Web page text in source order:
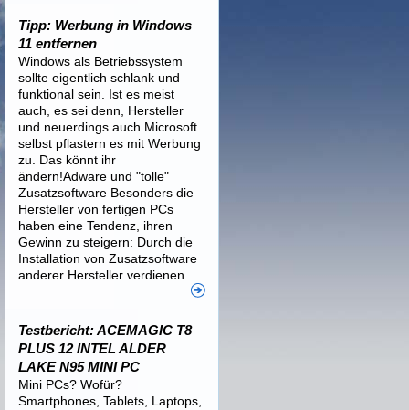
Tipp: Werbung in Windows
11 entfernen
Windows als Betriebssystem
sollte eigentlich schlank und
funktional sein. Ist es meist
auch, es sei denn, Hersteller
und neuerdings auch Microsoft
selbst pflastern es mit Werbung
zu. Das könnt ihr
ändern!Adware und "tolle"
Zusatzsoftware Besonders die
Hersteller von fertigen PCs
haben eine Tendenz, ihren
Gewinn zu steigern: Durch die
Installation von Zusatzsoftware
anderer Hersteller verdienen ...
Testbericht: ACEMAGIC T8
PLUS 12 INTEL ALDER
LAKE N95 MINI PC
Mini PCs? Wofür?
Smartphones, Tablets, Laptops,